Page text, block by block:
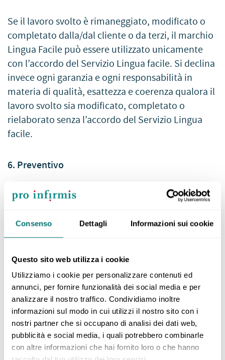
Consenso Dettagli Informazioni sui cookie
Questo sito web utilizza i cookie
Utilizziamo i cookie per personalizzare contenuti ed
annunci, per fornire funzionalità dei social media e per
analizzare il nostro traffico. Condividiamo inoltre
informazioni sul modo in cui utilizzi il nostro sito con i
nostri partner che si occupano di analisi dei dati web,
pubblicità e social media, i quali potrebbero combinarle
con altre informazioni che hai fornito loro o che hanno
Se il lavoro svolto è rimaneggiato, modificato o
completato dalla/dal cliente o da terzi, il marchio
Lingua Facile può essere utilizzato unicamente
con l’accordo del Servizio Lingua facile. Si declina
invece ogni garanzia e ogni responsabilità in
materia di qualità, esattezza e coerenza qualora il
lavoro svolto sia modificato, completato o
rielaborato senza l’accordo del Servizio Lingua
facile.
6. Preventivo
Se una/un cliente gli propone un mandato, il
Servizio Lingua facile sottopone un preventivo. In
genere tale preventivo è trasmesso alla/al cliente
esaminato e accettato esplicitamente il
preventivo, l’attribuzione del mandato è
considerata definitiva (cfr. punto 3). Il preventivo
ha una validità di 30 giorni a decorrere dalla sua
data di emissione. Salvo accordi diversi, il Servizio
Lingua facile calcola i costi del mandato in base al
lavoro effettivo.